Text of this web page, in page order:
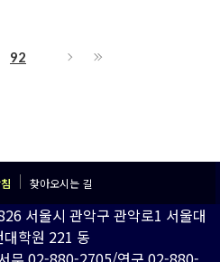
92
찾아오시는 길
서울시 관악구 관악로1 서울대
대학원 221 동